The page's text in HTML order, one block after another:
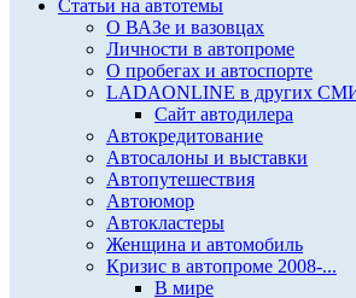
Статьи на автотемы
О ВАЗе и вазовцах
Личности в автопроме
О пробегах и автоспорте
LADAONLINE в других
Сайт автодилера
Автокредитование
Автосалоны и выставки
Автопутешествия
Автоюмор
Автокластеры
Женщина и автомобиль
Кризис в автопроме 2008-...
В мире